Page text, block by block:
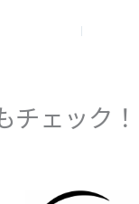
チェック！